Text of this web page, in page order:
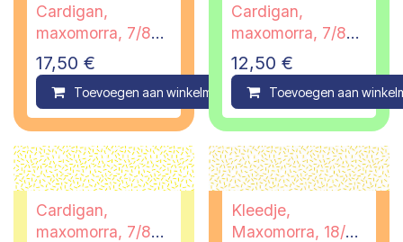
Cardigan,
maxomorra, 7/8
jaar
17,50 €
Toevoegen aan winkelmandje Compare
Cardigan,
maxomorra, 7/8
jaar - PI
12,50 €
Toevoegen aan
Cardigan,
maxomorra, 7/8
Kleedje,
Maxomorra, 18/24